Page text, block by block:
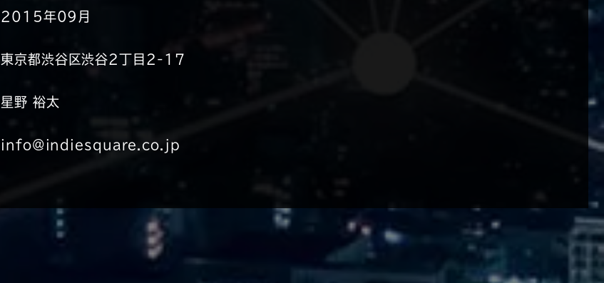
2015年09月
東京都渋谷区渋谷2丁目2-17
星野 裕太
info@indiesquare.co.jp